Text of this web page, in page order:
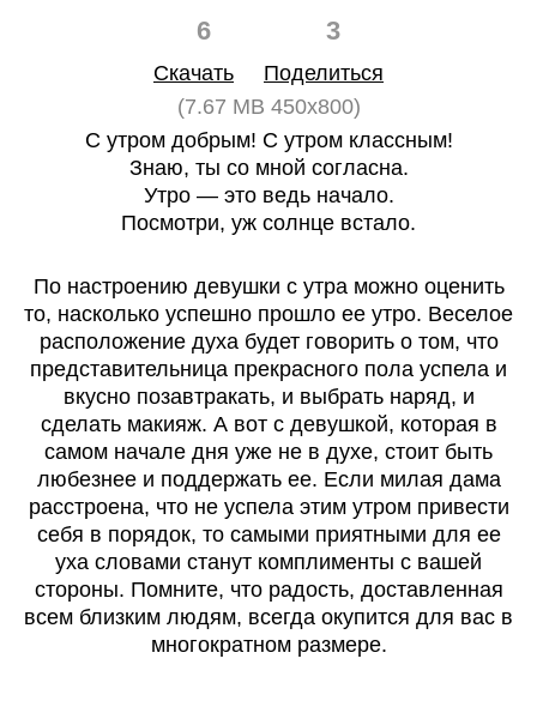
6 3
Скачать
Поделиться
(7.67 MB 450x800)
С утром добрым! С утром классным!
Знаю, ты со мной согласна.
Утро — это ведь начало.
Посмотри, уж солнце встало.
По настроению девушки с утра можно оценить
то, насколько успешно прошло ее утро. Веселое
расположение духа будет говорить о том, что
представительница прекрасного пола успела и
вкусно позавтракать, и выбрать наряд, и
сделать макияж. А вот с девушкой, которая в
самом начале дня уже не в духе, стоит быть
любезнее и поддержать ее. Если милая дама
расстроена, что не успела этим утром привести
себя в порядок, то самыми приятными для ее
уха словами станут комплименты с вашей
стороны. Помните, что радость, доставленная
всем близким людям, всегда окупится для вас в
многократном размере.